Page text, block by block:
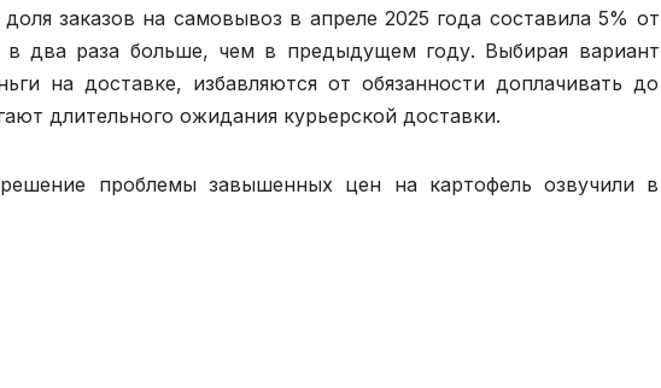
заказов на самовывоз в апреле 2025 года составила 5% от
в два раза больше, чем в предыдущем году. Выбирая вариант
на доставке, избавляются от обязанности доплачивать до
длительного ожидания курьерской доставки.
проблемы завышенных цен на картофель озвучили в